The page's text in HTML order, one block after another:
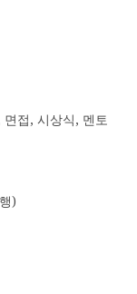
접, 시상식, 멘토
)